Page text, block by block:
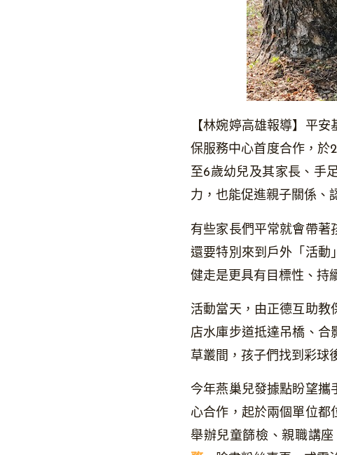
【林婉婷高雄報導】平
保服務中心首度合作，於
至6歲幼兒及其家長、手
力，也能促進親子關係、
有些家長們平常就會帶著
還要特別來到戶外「活動
健走是更具有目標性、持
活動當天，由正德互助教
店水庫步道抵達吊橋、合
草叢間，孩子們找到彩球
今年燕巢兒發據點盼望攜
心合作，起於兩個單位都
舉辦兒童篩檢、親職講